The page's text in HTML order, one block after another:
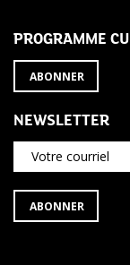
PROGRAMME
ABONNER
NEWSLETTER
Votre courriel
S'ABONNER
À
ABONNER